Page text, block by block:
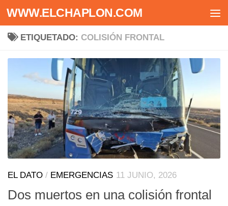
Saltar al contenido
WWW.ELCHAPLON.COM
ETIQUETADO: COLISIÓN FRONTAL
EL DATO / EMERGENCIAS 11 JUNIO, 2026
Dos muertos en una colisión frontal